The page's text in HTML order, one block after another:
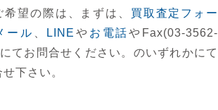
希望の際は、まずは、 買取査定フォー
ール LINE や お電話やFax(03-3562-
てお問合せください。のいずれかにて
下さい。